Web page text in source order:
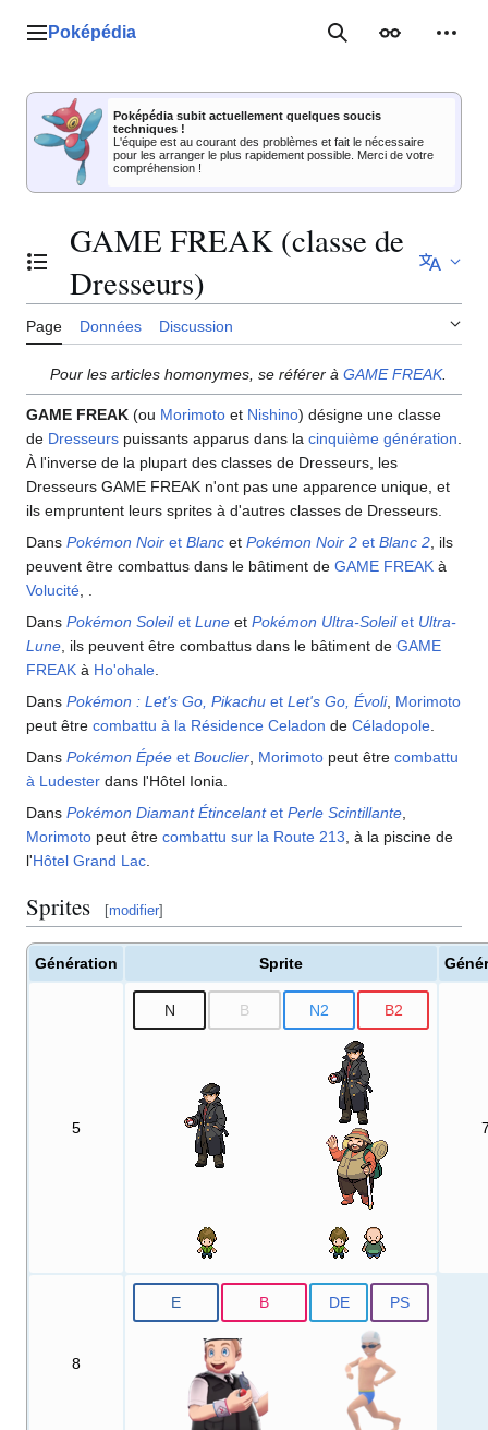
Menu principal
Poképédia RechercherApparence
Poképédia subit actuellement quelques soucis
techniques !
L'équipe est au courant des problèmes et fait le nécessaire
pour les arranger le plus rapidement possible. Merci de votre
compréhension !
Basculer la table des matières
GAME FREAK (classe de
Dresseurs)
Page Données Discussion
Pour les articles homonymes, se référer àGAME FREAK.
GAME FREAK (ou Morimoto et Nishino) désigne une classe
de Dresseurs puissants apparus dans la cinquième génération
À l'inverse de la plupart des classes de Dresseurs, les
Dresseurs GAME FREAK n'ont pas une apparence unique, et
ils empruntent leurs sprites à d'autres classes de Dresseurs.
Dans Pokémon Noir et Blanc et Pokémon Noir 2 et Blanc 2 , ils
peuvent être combattus dans le bâtiment de GAME FREAK à
Volucité
Dans Pokémon Soleilet Lune et Pokémon Ultra-Soleilet Ultra-
Lune , ils peuvent être combattus dans le bâtiment de GAME
FREAK à Ho'ohale
Dans Pokémon : Let's Go, Pikachu et Let's Go, Évoli, Morimoto
peut être combattu à la Résidence Celadon de Céladopole
Dans Pokémon Épée et Bouclier Morimoto peut être combattu
à Ludester dans l'Hôtel Ionia.
Dans Pokémon Diamant Étincelantet Perle Scintillante
Morimoto peut être combattu sur la Route 213 , à la piscine de
l'Hôtel Grand Lac
Sprites [modifier]
Génération Sprite
5
N B N2 B2
8
E B DE PS